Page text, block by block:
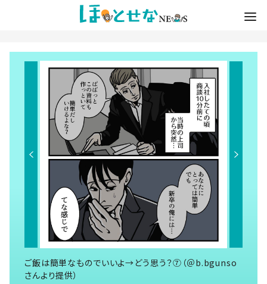
ご飯は簡単なものでいいよ→どう思う？⑦（＠b.bgunso
さんより提供）